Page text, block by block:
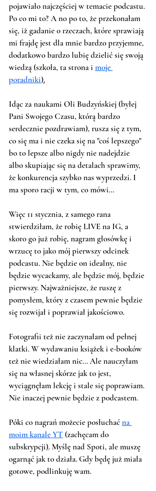
pojawiało najczęściej w temacie podcastu.
Po co mi to? A no po to, że przekonałam
się, iż gadanie o rzeczach, które sprawiają
mi frajdę jest dla mnie bardzo przyjemne,
dodatkowo bardzo lubię dzielić się swoją
wiedzą (szkoła, ta strona i moje
poradniki).
Idąc za naukami Oli Budzyńskiej (byłej
Pani Swojego Czasu, którą bardzo
serdecznie pozdrawiam), rusza się z tym,
co się ma i nie czeka się na "coś lepszego"
bo to lepsze albo nigdy nie nadejdzie
albo skupiając się na detalach sprawimy,
że konkurencja szybko nas wyprzedzi. I
ma sporo racji w tym, co mówi...
Więc 11 stycznia, z samego rana
stwierdziłam, że robię LIVE na IG, a
skoro go już robię, nagram głosówkę i
wrzucę to jako mój pierwszy odcinek
podcastu. Nie będzie on idealny, nie
będzie wycackamy, ale będzie mój, będzie
pierwszy. Najważniejsze, że ruszę z
pomysłem, który z czasem pewnie będzie
się rozwijał i poprawiał jakościowo.
Fotografii też nie zaczynałam od pełnej
klatki. W wydawaniu książek i e-booków
też nie wiedziałam nic... Ale nauczyłam
się na własnej skórze jak to jest,
wyciągnęłam lekcję i stale się poprawiam.
Nie inaczej pewnie będzie z podcastem.
Póki co nagrań możecie posłuchać na
moim kanale YT (zachęcam do
subskrypcji). Myślę nad Spoti, ale muszę
ogarnąć jak to działa. Gdy będę już miała
gotowe, podlinkuję wam.